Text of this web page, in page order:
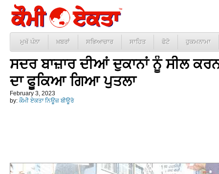
ਮੁਖੱ ਪੰਨਾ ਖ਼ਬਰਾਂ ਸਭਿਆਚਾਰ ਸਾਹਿਤ ਫੋਟੋ ਹੁਕਮਨਾਮਾ
ਸਦਰ ਬਾਜ਼ਾਰ ਦੀਆਂ ਦੁਕਾਨਾਂ ਨੂੰ ਸੀਲ
ਦਾ ਫੂਕਿਆ ਗਿਆ ਪੁਤਲਾ
February 3, 2023
by: ਕੌਮੀ ਏਕਤਾ ਨਿਊਜ਼ ਬੀਊਰੋ